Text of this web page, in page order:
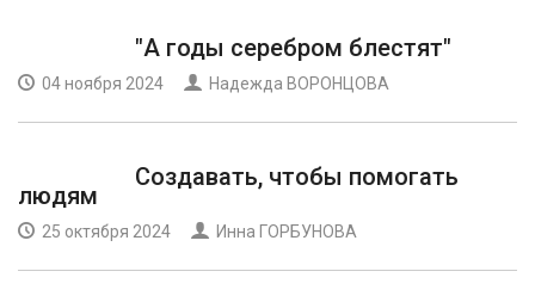
"А годы серебром блестят"
04 ноября 2024 Надежда ВОРОНЦОВА
Создавать, чтобы помогать
людям
25 октября 2024 Инна ГОРБУНОВА